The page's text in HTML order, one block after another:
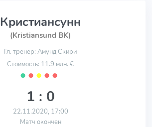
Кристиансунн
(Kristiansund BK)
Гл. тренер: Амунд Скири
Стоимость: 11.9 млн. €
⬤ ⬤ ⬤ ⬤ ⬤
1 : 0
22.11.2020, 17:00
Матч окончен